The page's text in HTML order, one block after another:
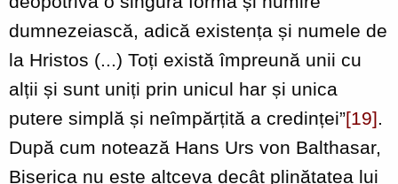
dumnezeiască, adică existența și numele de
la Hristos (...) Toți există împreună unii cu
alții și sunt uniți prin unicul har și unica
putere simplă și neîmpărțită a credinței”[19].
După cum notează Hans Urs von Balthasar,
Biserica nu este altceva decât plinătatea lui